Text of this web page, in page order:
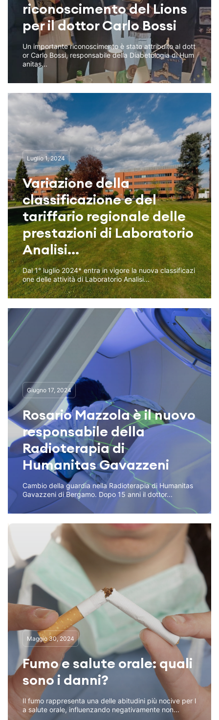
riconoscimento del Lions
per il dottor Carlo Bossi
Un importante riconoscimento è stato attribuito al dott
or Carlo Bossi, responsabile della Diabetologia di Hum
anitas...
Luglio 1, 2024
Variazione della
classificazione e del
tariffario regionale delle
prestazioni di Laboratorio
Analisi...
Dal 1° luglio 2024* entra in vigore la nuova classificazi
one delle attività di Laboratorio Analisi...
Giugno 17, 2024
Rosario Mazzola è il nuovo
responsabile della
Radioterapia di
Humanitas Gavazzeni
Cambio della guardia nella Radioterapia di Humanitas
Gavazzeni di Bergamo. Dopo 15 anni il dottor...
Maggio 30, 2024
Fumo e salute orale: quali
sono i danni?
Il fumo rappresenta una delle abitudini più nocive per l
a salute orale, influenzando negativamente non...